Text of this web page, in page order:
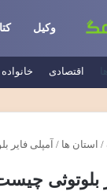
وکیل
اقتصادی خانواده
/ استان ها / آمپلی فایر
بلوتوثی